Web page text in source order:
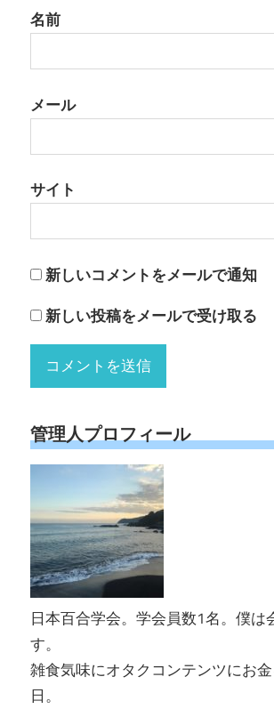
名前
メール
サイト
新しいコメントをメールで通知
新しい投稿をメールで受け取る
管理人プロフィール
日本百合学会。学会員数1名。僕は
す。
雑食気味にオタクコンテンツにお
日。